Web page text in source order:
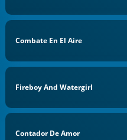
Combate En El Aire
Fireboy And Watergirl
Contador De Amor